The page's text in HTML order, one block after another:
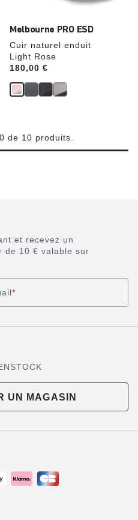
Melbourne PRO ESD
Cuir naturel enduit
Light Rose
Price:
180,00 €
de 10 produits.
et recevez un
de 10 € valable sur
*
UN MAGASIN